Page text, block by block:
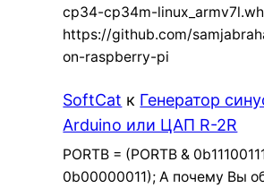
cp34-cp34m-
https://github.com/
on-raspberry-pi
SoftCat к Генератор
Arduino или ЦАП R-2R
PORTB = (PORTB &
0b00000011); А почему Вы